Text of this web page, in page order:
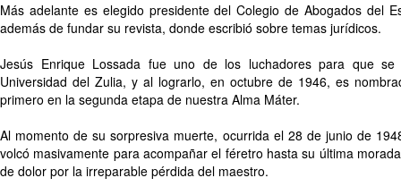
Más adelante es elegido presidente del Colegio de Abogados del
además de fundar su revista, donde escribió sobre temas jurídicos.
Jesús Enrique Lossada fue uno de los luchadores para que
Universidad del Zulia, y al lograrlo, en octubre de 1946, es
primero en la segunda etapa de nuestra Alma Máter.
Al momento de su sorpresiva muerte, ocurrida el 28 de junio de
volcó masivamente para acompañar el féretro hasta su última
de dolor por la irreparable pérdida del maestro.